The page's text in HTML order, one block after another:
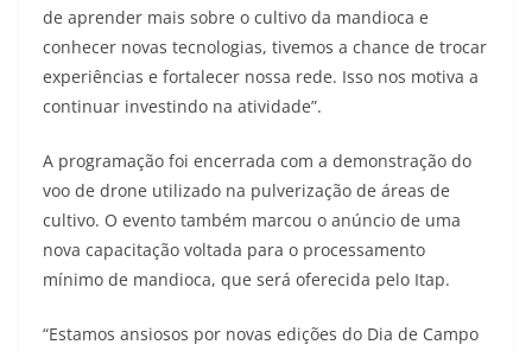
de aprender mais sobre o cultivo da mandioca e
conhecer novas tecnologias, tivemos a chance de trocar
experiências e fortalecer nossa rede. Isso nos motiva a
continuar investindo na atividade”.
A programação foi encerrada com a demonstração do
voo de drone utilizado na pulverização de áreas de
cultivo. O evento também marcou o anúncio de uma
nova capacitação voltada para o processamento
mínimo de mandioca, que será oferecida pelo Itap.
“Estamos ansiosos por novas edições do Dia de Campo